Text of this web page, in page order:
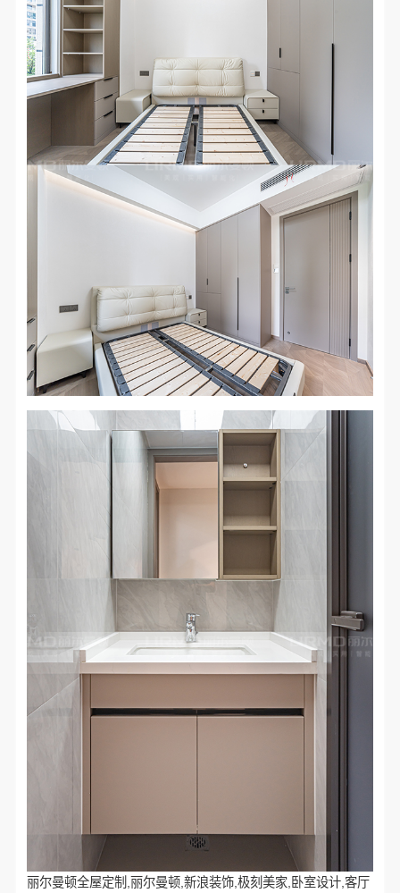
丽尔曼顿全屋定制,丽尔曼顿,新浪装饰,极刻美家,卧室设计,客厅